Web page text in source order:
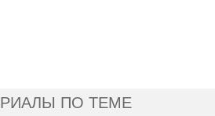
ПО ТЕМЕ